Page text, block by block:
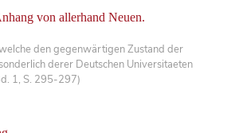
von allerhand Neuen.
den gegenwärtigen Zustand der
derer Deutschen Universitaeten
1, S. 295-297)